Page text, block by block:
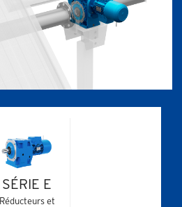
SÉRIE E
Réducteurs et